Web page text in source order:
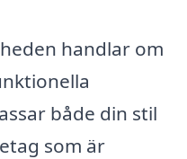
handlar om
både din stil
som är